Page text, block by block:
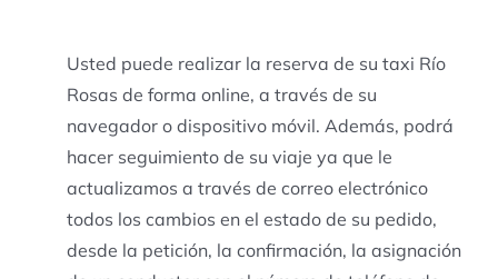
Usted puede realizar la reserva de su taxi Río
Rosas de forma online, a través de su
navegador o dispositivo móvil. Además, podrá
hacer seguimiento de su viaje ya que le
actualizamos a través de correo electrónico
todos los cambios en el estado de su pedido,
desde la petición, la confirmación, la asignación